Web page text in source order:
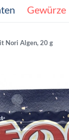
Gewürze
Nori Algen, 20 g